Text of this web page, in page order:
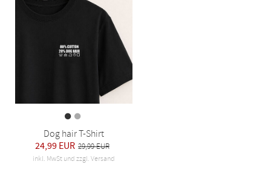
Dog hair T-Shirt
24,99 EUR 29,99 EUR
inkl. MwSt und zzgl. Versand